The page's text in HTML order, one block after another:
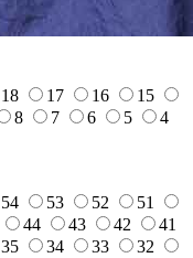
4
18 17 16
15
8 7 6 5
4
54 53 52
51
44 43 42
41
35 34 33
32